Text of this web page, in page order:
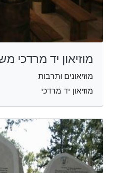
מוזיאון יד מרדכי
מוזיאונים ותרבות
מוזיאון יד מרדכי